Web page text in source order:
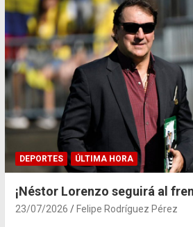
DEPORTES ÚLTIMA HORA
¡Néstor Lorenzo seguirá al
23/07/2026 Felipe Rodríguez Pérez